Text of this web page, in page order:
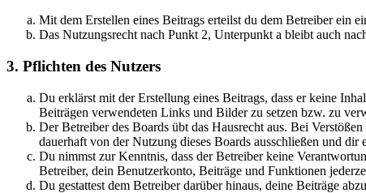
Mit dem Erstellen eines Beitrags erteilst du dem Betreiber ein
Das Nutzungsrecht nach Punkt 2, Unterpunkt a bleibt auch
3. Pflichten des Nutzers
Du erklärst mit der Erstellung eines Beitrags, dass er keine
Beiträgen verwendeten Links und Bilder zu setzen bzw. zu
Der Betreiber des Boards übt das Hausrecht aus. Bei
dauerhaft von der Nutzung dieses Boards ausschließen und dir
Du nimmst zur Kenntnis, dass der Betreiber keine
Betreiber, dein Benutzerkonto, Beiträge und Funktionen
Du gestattest dem Betreiber darüber hinaus, deine Beiträge